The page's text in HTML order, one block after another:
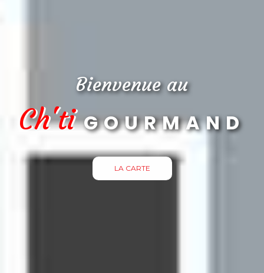
Bienvenue au